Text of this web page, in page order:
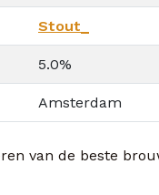
Stout_
5.0%
Amsterdam
van de beste